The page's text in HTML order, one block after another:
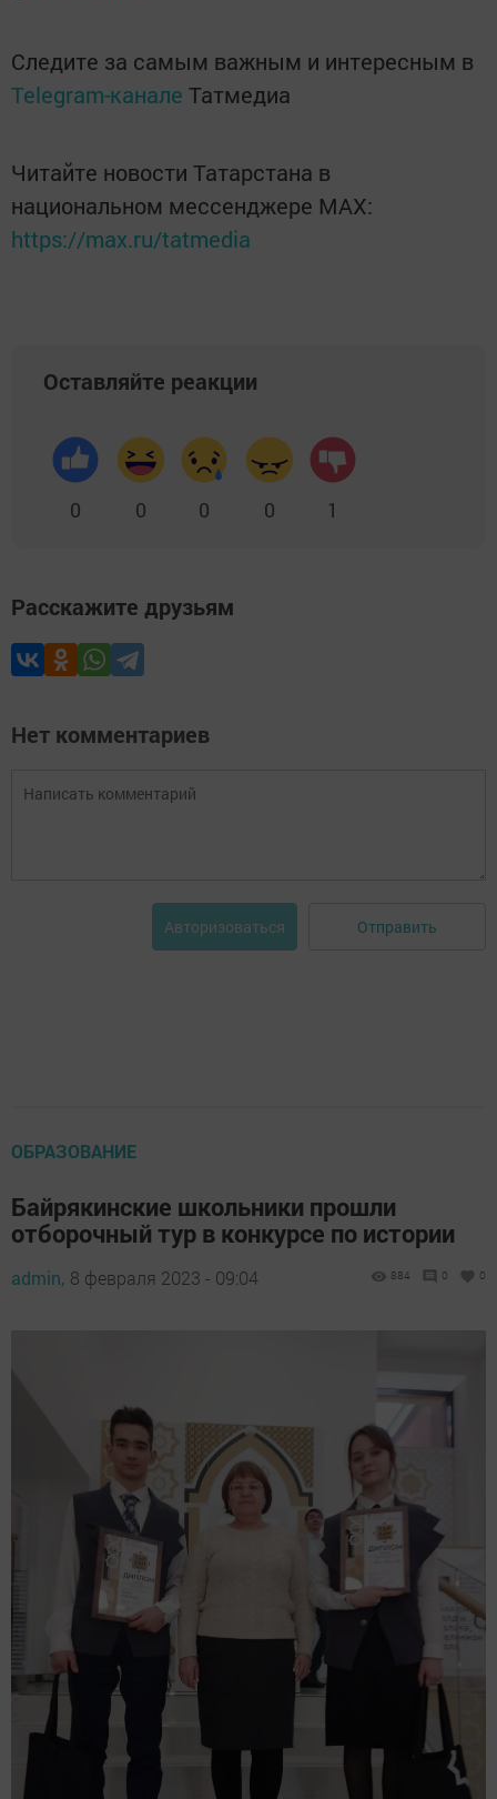
Следите за самым важным и интересным в
Telegram-канале Татмедиа
Читайте новости Татарстана в
национальном мессенджере MАХ:
https://max.ru/tatmedia
Оставляйте реакции
0 0 0 0 1
Расскажите друзьям
Нет комментариев
Авторизоваться Отправить
ОБРАЗОВАНИЕ
Байрякинские школьники прошли
отборочный тур в конкурсе по истории
admin, 8 февраля 2023 - 09:04 884 0 0